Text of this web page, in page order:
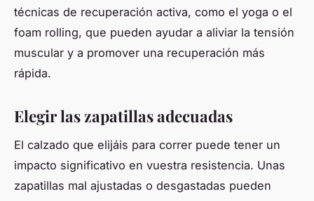
técnicas de recuperación activa, como el yoga o el
foam rolling, que pueden ayudar a aliviar la tensión
muscular y a promover una recuperación más
rápida.
Elegir las zapatillas adecuadas
El calzado que elijáis para correr puede tener un
impacto significativo en vuestra resistencia. Unas
zapatillas mal ajustadas o desgastadas pueden